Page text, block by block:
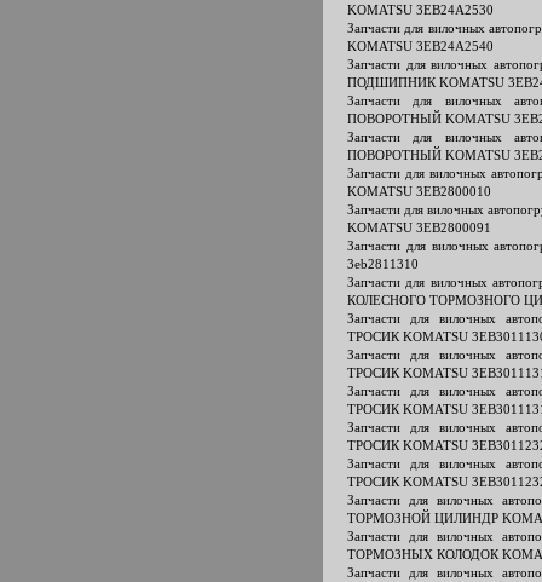
KOMATSU 3EB24A2530
Запчасти для вилочных
KOMATSU 3EB24A2540
Запчасти для вилочных
ПОДШИПНИК KOMATSU
Запчасти для вилочных
ПОВОРОТНЫЙ KOMATSU
Запчасти для вилочных
ПОВОРОТНЫЙ KOMATSU
Запчасти для вилочных
KOMATSU 3EB2800010
Запчасти для вилочных
KOMATSU 3EB2800091
Запчасти для вилочных
3eb2811310
Запчасти для вилочных
КОЛЕСНОГО ТОРМОЗНОГО
Запчасти для вилочных
ТРОСИК KOMATSU
Запчасти для вилочных
ТРОСИК KOMATSU
Запчасти для вилочных
ТРОСИК KOMATSU
Запчасти для вилочных
ТРОСИК KOMATSU
Запчасти для вилочных
ТРОСИК KOMATSU
Запчасти для вилочных
ТОРМОЗНОЙ ЦИЛИНДР
Запчасти для вилочных
ТОРМОЗНЫХ КОЛОДОК
Запчасти для вилочных